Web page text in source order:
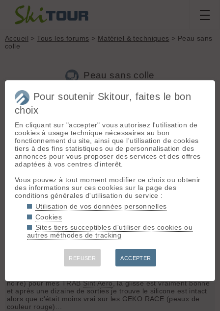
Accueil >Tous les forums > Matériel & techniques > Peau sans
colle
Peau sans colle
Nouveau sujet
Voir tous les sujets Chercher Archives
L
le ded[1177posts] - Le 15/02/2013 18:27
MUGNIER POLLET- Le 15/02/2013 22:00
Bonjour, cela fait une saison que j'utilise les GEKO RACE sur
PIERRA MENTAPro. à l'entrainement ...Ma conclusion :
peaux super pratiques pour l'entrainement ...MAIS NE
JAMAIS TIRER VIOLEMMENT SUR LE TENDEUR AVANT
POUR LES DÉCOLLER CAR VOUS RISQUEZ D ARRACHER
EGALEMENT UN PEU DE SILICONE...FAUT JUSTE Y ALLER
elles doivent pouvoir faire encore 50 à 100000 m de plus je
noire) pour mes TRABSint Aero, la glisse est vraiment bonne
et après une dizaine de sorties je trouve le silicone est intact
alors que c'était moins vrai sur les GEKO RACE (peaux de
couleur rouge)...
Pour soutenir Skitour, faites le bon
choix
En cliquant sur "accepter" vous autorisez l'utilisation de
cookies à usage technique nécessaires au bon
fonctionnement du site, ainsi que l'utilisation de cookies
tiers à des fins statistiques ou de personnalisation des
annonces pour vous proposer des services et des offres
adaptées à vos centres d'interêt.
Vous pouvez à tout moment modifier ce choix ou obtenir
des informations sur ces cookies sur la page des
conditions générales d'utilisation du service :
Utilisation de vos données personnelles
Cookies
Sites tiers succeptibles d'utiliser des cookies ou
autres méthodes de tracking
REFUSER ACCEPTER